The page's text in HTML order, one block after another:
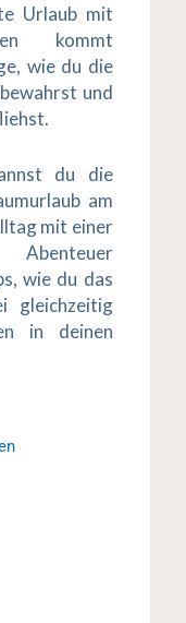
Urlaub mit
kommt
wie du die
und
du die
am
mit einer
wie du das
gleichzeitig
in deinen